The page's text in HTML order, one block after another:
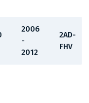
2006
-
2012
2AD-
FHV